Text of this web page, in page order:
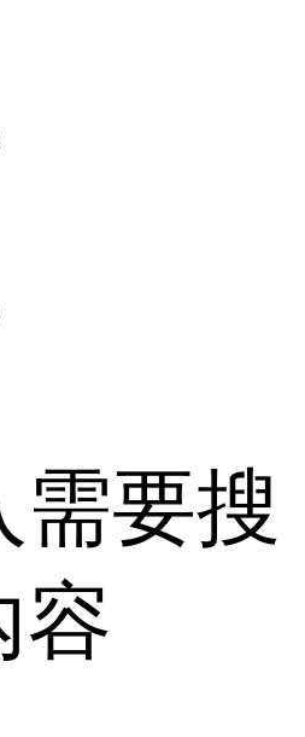
要搜
容